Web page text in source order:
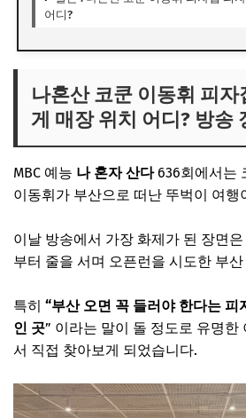
어디?
나혼산 코쿤 이동휘 피
게 매장 위치 어디? 방송
MBC 예능 나 혼자 산다636회에서는
이동휘가 부산으로 떠난 뚜벅이 여행
이날 방송에서 가장 화제가 된 장면
부터 줄을 서며 오픈런을 시도한 부
특히 “부산 오면 꼭 들러야 한다는 피
인 곳” 이라는 말이 돌 정도로 유명한
서 직접 찾아보게 되었습니다.